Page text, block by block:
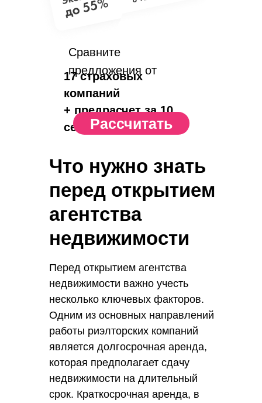
Сравните
предложения от
17 страховых
компаний
+ предрасчет за 10
сек.
Рассчитать
Что нужно знать
перед открытием
агентства
недвижимости
Перед открытием агентства
недвижимости важно учесть
несколько ключевых факторов.
Одним из основных направлений
работы риэлторских компаний
является долгосрочная аренда,
которая предполагает сдачу
недвижимости на длительный
срок. Краткосрочная аренда, в